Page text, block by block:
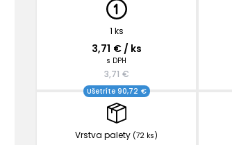
1 ks
3,71 € / ks
s DPH
3,71 €
Vrstva palety (72 ks)
Ušetríte 90,72 €